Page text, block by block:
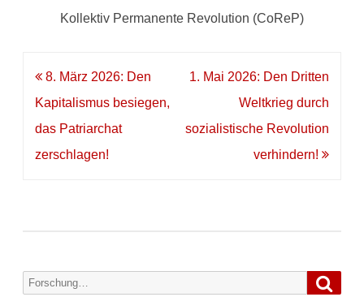
Kollektiv Permanente Revolution (CoReP)
Beitragsnavigation
8. März 2026: Den
Kapitalismus besiegen,
das Patriarchat
zerschlagen!
1. Mai 2026: Den Dritten
Weltkrieg durch
sozialistische Revolution
verhindern!
Search